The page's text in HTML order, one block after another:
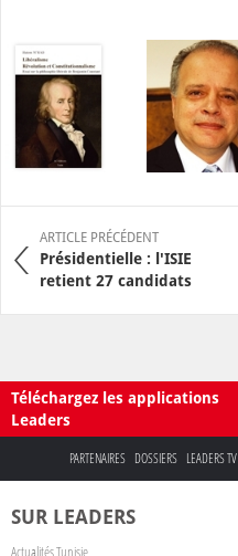
ARTICLE PRÉCÉDENT
Présidentielle : l'ISIE
retient 27 candidats
Téléchargez les applications
Leaders
PARTENAIRES DOSSIERS LEADERS TV
SUR LEADERS
Actualités Tunisie